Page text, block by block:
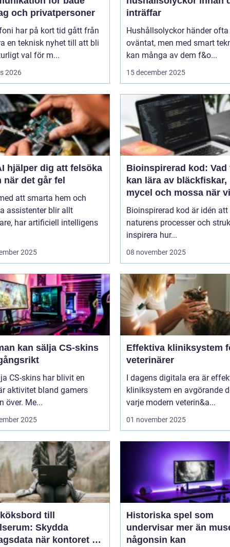
och privatpersoner
har på kort tid gått från
en teknisk nyhet till att bli
val för m...
2026
inträffar
Hushållsolyckor händer ofta
oväntat, men med smart
kan många av dem f&o...
15 december 2025
hjälper dig att felsöka
när det går fel
att smarta hem och
assistenter blir allt
har artificiell intelligens
2025
Bioinspirerad kod: Vad
kan lära av bläckfiskar,
mycel och mossa när vi
bygger nya system
Bioinspirerad kod är idén
naturens processer och
inspirera hur...
08 november 2025
kan sälja CS-skins
CS-skins har blivit en
aktivitet bland gamers
över. Me...
2025
Effektiva kliniksystem
veterinärer
I dagens digitala era är
kliniksystem en avgörande
varje modern veterin&a...
01 november 2025
till
Skydda
när kontoret är
Historiska spel som
undervisar mer än
någonsin kan